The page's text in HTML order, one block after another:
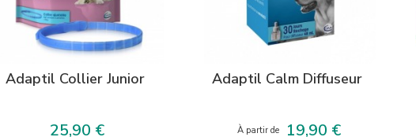
Adaptil Collier Junior
Prix
25,90 €
Adaptil Calm Diffuseur
À partir de Prix
19,90 €